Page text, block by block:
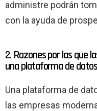
administre podrán
con la ayuda de
2. Razones por las que
una plataforma de
Una plataforma de
las empresas